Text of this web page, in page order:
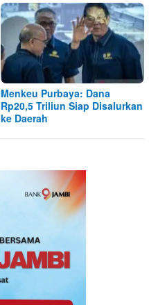
Menkeu Purbaya: Dana
Rp20,5 Triliun Siap Disalurkan
ke Daerah